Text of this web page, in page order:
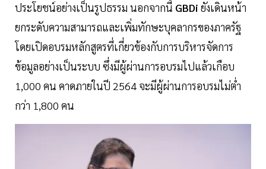
ประโยชน์อย่างเป็นรูปธรรม นอกจากนี้ GBDi ยังเดินหน้า
ยกระดับความสามารถและเพิ่มทักษะบุคลากรของภาครัฐ
โดยเปิดอบรมหลักสูตรที่เกี่ยวข้องกับการบริหารจัดการ
ข้อมูลอย่างเป็นระบบ ซึ่งมีผู้ผ่านการอบรมไปแล้วเกือบ
1,000 คน คาดภายในปี 2564 จะมีผู้ผ่านการอบรมไม่ต่ำ
กว่า 1,800 คน